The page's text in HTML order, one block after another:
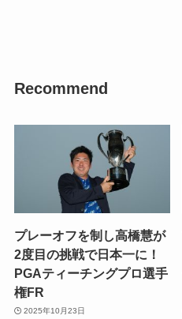
Recommend
プレーオフを制し高橋慧が
2度目の挑戦で日本一に！
PGAティーチングプロ選手
権FR
2025年10月23日